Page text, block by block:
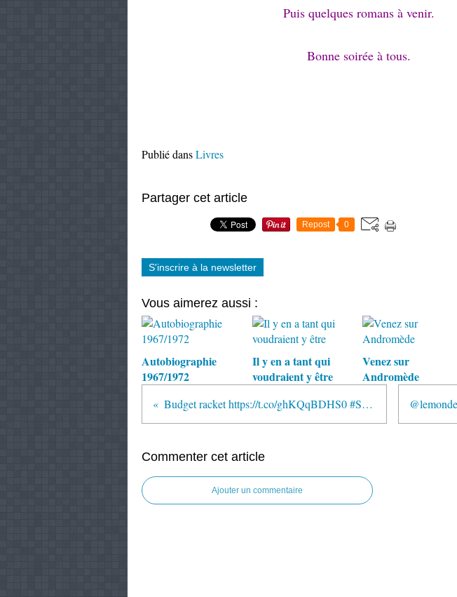
Puis quelques romans à venir.
Bonne soirée à tous.
Publié dansLivres
Partager cet article
Repost 0
S'inscrire à la newsletter
Vous aimerez aussi :
Autobiographie
1967/1972
Il y en a tant qui
voudraient y être
Venez sur
Andromède
Budget racket https://t.co/ghKQqBDHS0 #Société...
Commenter cet article
Ajouter un commentaire